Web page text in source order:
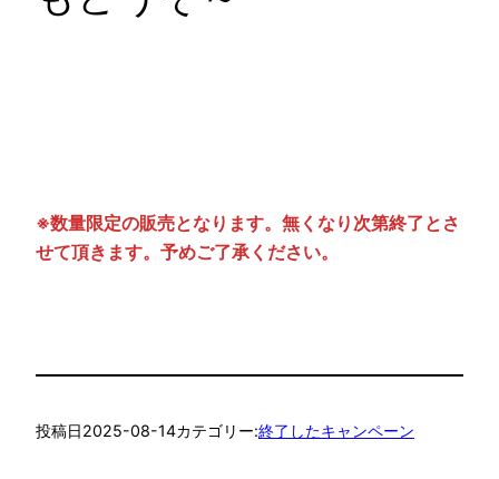
※数量限定の販売となります。無くなり次第終了とさ
せて頂きます。予めご了承ください。
投稿日2025-08-14カテゴリー:終了したキャンペーン